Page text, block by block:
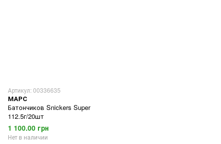
Артикул: 00336635
МАРС
Батончиков Snickers Super
112.5г/20шт
1 100.00 грн
Нет в наличии